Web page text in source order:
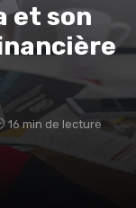
et son
16 min de lecture